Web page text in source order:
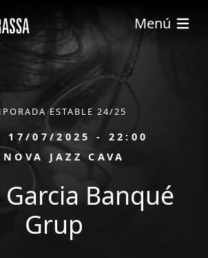
Menú
ESTABLE 24/25
17/07/2025 - 22:00
ESPAI
NOVA JAZZ CAVA
Garcia Banqué
Grup